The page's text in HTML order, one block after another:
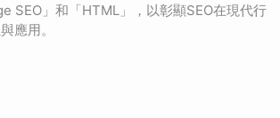
SEO」和「HTML」，以彰顯SEO在現代行
應用。